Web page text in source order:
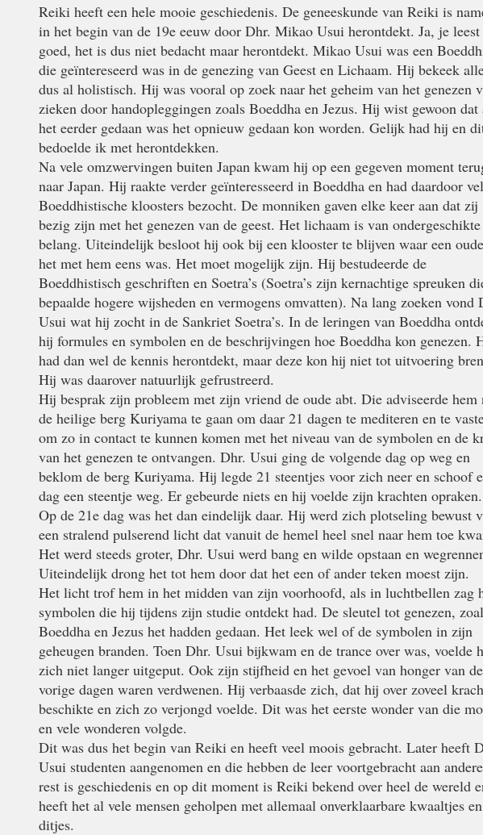
Reiki heeft een hele mooie geschiedenis. De geneeskunde van Reiki is
in het begin van de 19e eeuw door Dhr. Mikao Usui herontdekt. Ja, je leest
goed, het is dus niet bedacht maar herontdekt. Mikao Usui was een
die geïntereseerd was in de genezing van Geest en Lichaam. Hij bekeek
dus al holistisch. Hij was vooral op zoek naar het geheim van het genezen
zieken door handopleggingen zoals Boeddha en Jezus. Hij wist gewoon dat
het eerder gedaan was het opnieuw gedaan kon worden. Gelijk had hij en
bedoelde ik met herontdekken.
Na vele omzwervingen buiten Japan kwam hij op een gegeven moment
naar Japan. Hij raakte verder geïnteresseerd in Boeddha en had daardoor
Boeddhistische kloosters bezocht. De monniken gaven elke keer aan dat zij
bezig zijn met het genezen van de geest. Het lichaam is van ondergeschikte
belang. Uiteindelijk besloot hij ook bij een klooster te blijven waar een
het met hem eens was. Het moet mogelijk zijn. Hij bestudeerde de
Boeddhistisch geschriften en Soetra’s (Soetra’s zijn kernachtige spreuken
bepaalde hogere wijsheden en vermogens omvatten). Na lang zoeken vond
Usui wat hij zocht in de Sankriet Soetra’s. In de leringen van Boeddha
hij formules en symbolen en de beschrijvingen hoe Boeddha kon genezen.
had dan wel de kennis herontdekt, maar deze kon hij niet tot uitvoering
Hij was daarover natuurlijk gefrustreerd.
Hij besprak zijn probleem met zijn vriend de oude abt. Die adviseerde hem
de heilige berg Kuriyama te gaan om daar 21 dagen te mediteren en te
om zo in contact te kunnen komen met het niveau van de symbolen en de
van het genezen te ontvangen. Dhr. Usui ging de volgende dag op weg en
beklom de berg Kuriyama. Hij legde 21 steentjes voor zich neer en schoof
dag een steentje weg. Er gebeurde niets en hij voelde zijn krachten opraken.
Op de 21e dag was het dan eindelijk daar. Hij werd zich plotseling bewust
een stralend pulserend licht dat vanuit de hemel heel snel naar hem toe
Het werd steeds groter, Dhr. Usui werd bang en wilde opstaan en
Uiteindelijk drong het tot hem door dat het een of ander teken moest zijn.
Het licht trof hem in het midden van zijn voorhoofd, als in luchtbellen zag
symbolen die hij tijdens zijn studie ontdekt had. De sleutel tot genezen,
Boeddha en Jezus het hadden gedaan. Het leek wel of de symbolen in zijn
geheugen branden. Toen Dhr. Usui bijkwam en de trance over was, voelde
zich niet langer uitgeput. Ook zijn stijfheid en het gevoel van honger van de
vorige dagen waren verdwenen. Hij verbaasde zich, dat hij over zoveel
beschikte en zich zo verjongd voelde. Dit was het eerste wonder van die
en vele wonderen volgde.
Dit was dus het begin van Reiki en heeft veel moois gebracht. Later heeft
Usui studenten aangenomen en die hebben de leer voortgebracht aan
rest is geschiedenis en op dit moment is Reiki bekend over heel de wereld
heeft het al vele mensen geholpen met allemaal onverklaarbare kwaaltjes en
ditjes.